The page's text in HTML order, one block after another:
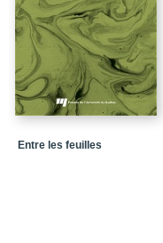
Entre les feuilles